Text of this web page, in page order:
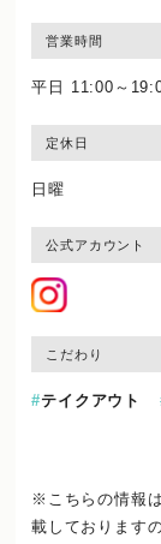
営業時間
平日 11:00～
定休日
日曜
公式アカウント
こだわり
テイクアウト
※こちらの情報
載しております